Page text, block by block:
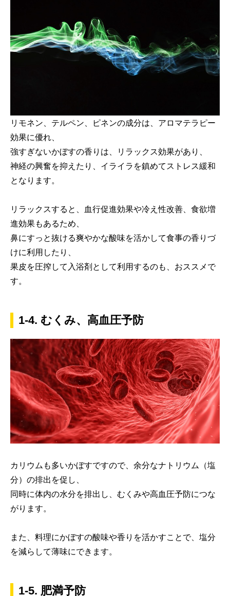
リモネン、テルペン、ピネンの成分は、アロマテラピー
効果に優れ、
強すぎないかぼすの香りは、リラックス効果があり、
神経の興奮を抑えたり、イライラを鎮めてストレス緩和
となります。
リラックスすると、血行促進効果や冷え性改善、食欲増
進効果もあるため、
鼻にすっと抜ける爽やかな酸味を活かして食事の香りづ
けに利用したり、
果皮を圧搾して入浴剤として利用するのも、おススメで
す。
1-4. むくみ、高血圧予防
カリウムも多いかぼすですので、余分なナトリウム（塩
分）の排出を促し、
同時に体内の水分を排出し、むくみや高血圧予防につな
がります。
また、料理にかぼすの酸味や香りを活かすことで、塩分
を減らして薄味にできます。
1-5. 肥満予防